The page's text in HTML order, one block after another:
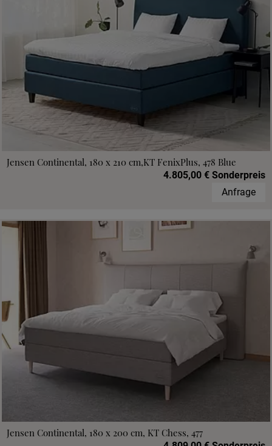
Jensen Continental, 180 x 210 cm,KT FenixPlus, 478 Blue
4.805,00 € Sonderpreis
Anfrage
Jensen Continental, 180 x 200 cm, KT Chess, 477